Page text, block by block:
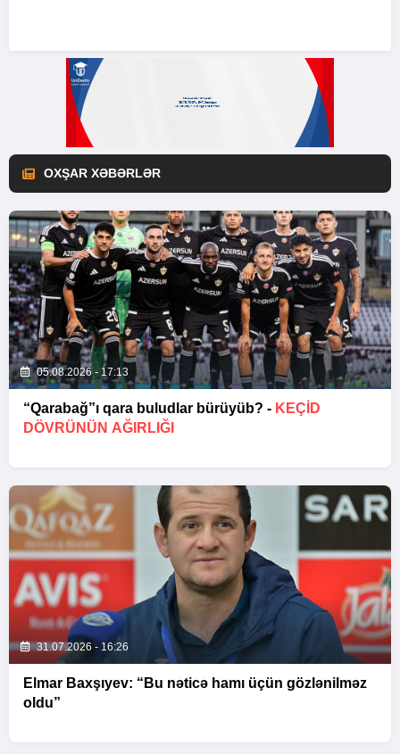
OXŞAR XƏBƏRLƏR
05.08.2026 - 17:13
“Qarabağ”ı qara buludlar bürüyüb? - KEÇID
DÖVRÜNÜN AĞIRLIĞI
31.07.2026 - 16:26
Elmar Baxşıyev: “Bu nəticə hamı üçün gözlənilməz
oldu”